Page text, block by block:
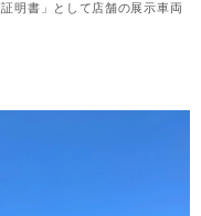
明書」として店舗の展示車両